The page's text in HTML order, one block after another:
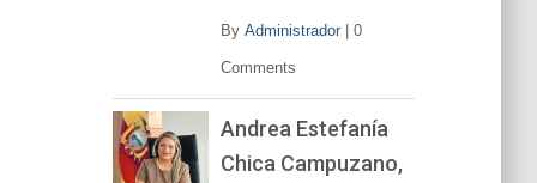
By Administrador| 0
Comments
Andrea Estefanía
Chica Campuzano,